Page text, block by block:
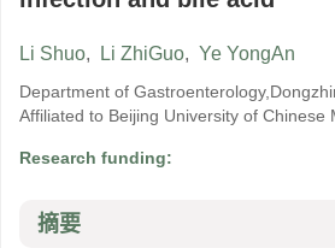
Li Shuo, Li ZhiGuo, Ye YongAn
Department of
Affiliated to Beijing University of Chinese
Research funding:
摘要